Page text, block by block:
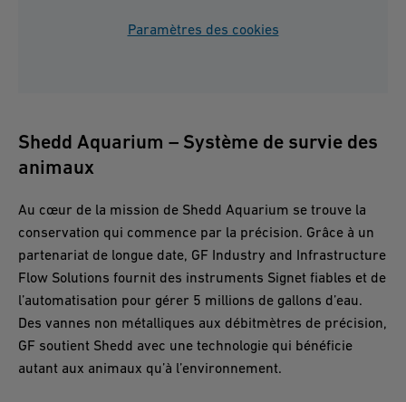
Paramètres des cookies
Shedd Aquarium – Système de survie des
animaux
Au cœur de la mission de Shedd Aquarium se trouve la
conservation qui commence par la précision. Grâce à un
partenariat de longue date, GF Industry and Infrastructure
Flow Solutions fournit des instruments Signet fiables et de
l’automatisation pour gérer 5 millions de gallons d’eau.
Des vannes non métalliques aux débitmètres de précision,
GF soutient Shedd avec une technologie qui bénéficie
autant aux animaux qu’à l’environnement.